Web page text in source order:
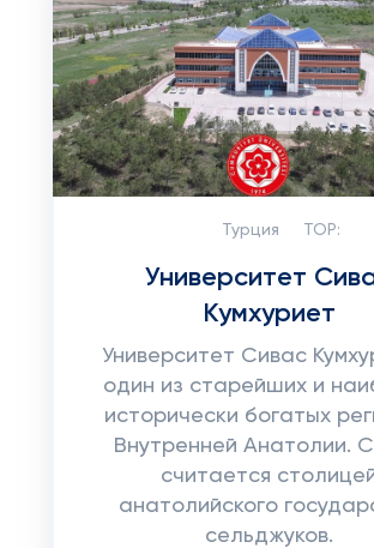
Турция TOP:
Университет
Кумхуриет
Университет Сивас
один из старейших и
исторически богатых
Внутренней Анатолии.
считается
анатолийского
сельджуков.